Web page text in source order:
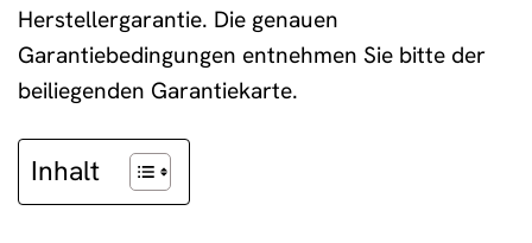
Herstellergarantie. Die genauen
Garantiebedingungen entnehmen Sie bitte der
beiliegenden Garantiekarte.
Inhalt